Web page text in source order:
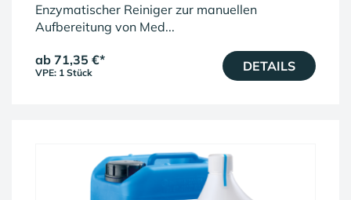
Enzymatischer Reiniger zur manuellen
Aufbereitung von Med...
ab 71,35 €*
VPE: 1 Stück DETAILS